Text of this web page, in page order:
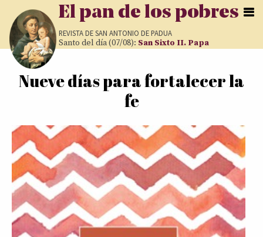
Pasar al contenido principal
El pan de los pobres
REVISTA DESAN ANTONIO DE PADUA
Santo del día (07/08): San Sixto II. Papa
Usted está aquí
Nueve días para fortalecer la
fe